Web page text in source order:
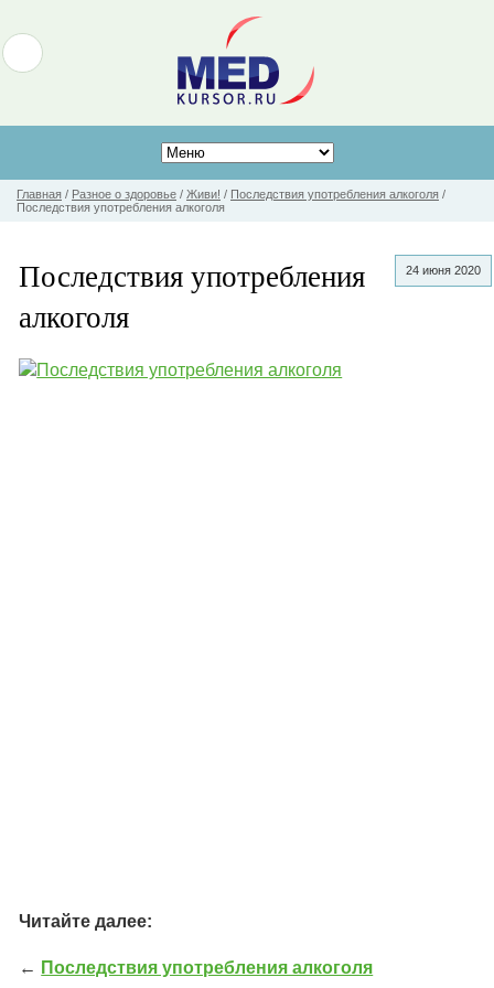
Главная / Разное о здоровье / Живи! / Последствия употребления алкоголя /
Последствия употребления алкоголя
24 июня 2020
Последствия употребления
алкоголя
Читайте далее:
← Последствия употребления алкоголя